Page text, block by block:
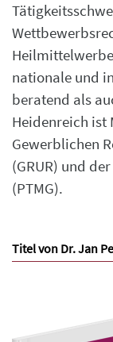
nationale und
beratend als
Heidenreich ist
Gewerblichen
(GRUR) und
(PTMG).
Titel von Dr. Jan